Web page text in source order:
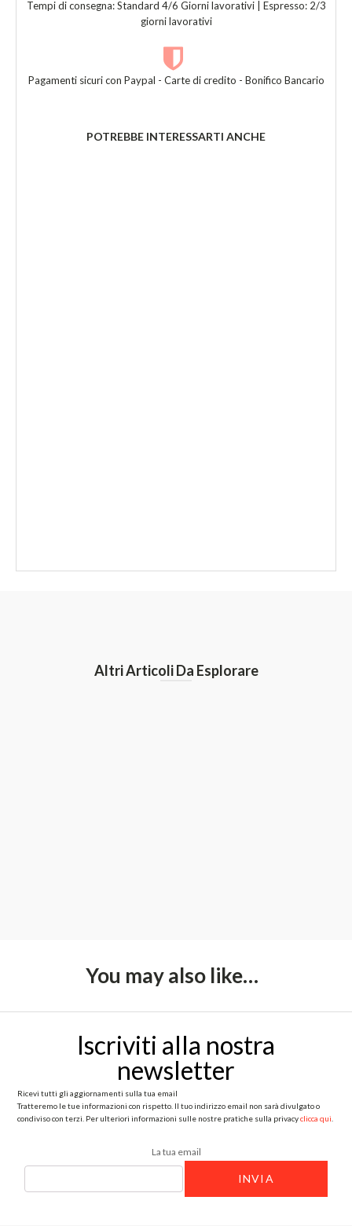
Tempi di consegna: Standard 4/6 Giorni lavorativi | Espresso: 2/3
giorni lavorativi
Pagamenti sicuri con Paypal - Carte di credito - Bonifico Bancario
POTREBBE INTERESSARTI ANCHE
Altri Articoli Da Esplorare
You may also like…
Iscriviti alla nostra
newsletter
Ricevi tutti gli aggiornamenti sulla tua email
Tratteremo le tue informazioni con rispetto. Il tuo indirizzo email non sarà divulgato o
condiviso con terzi. Per ulteriori informazioni sulle nostre pratiche sulla privacyclicca qui
La tua email